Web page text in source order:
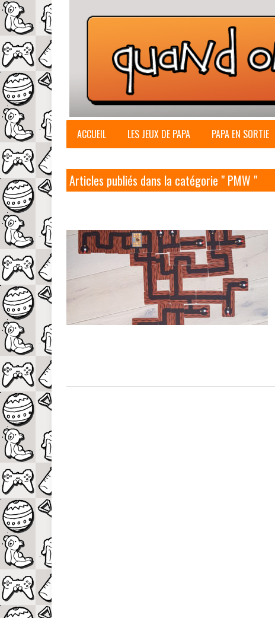
ACCUEIL LES JEUX DE PAPA PAPA EN SORTIE
Articles publiés dans la catégorie " PMW "